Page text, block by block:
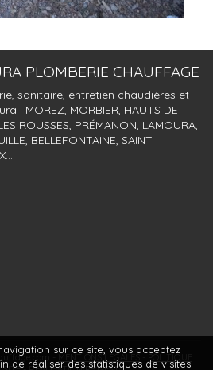
PLOMBERIE CHAUFFAGE
sanitaire, entretien chaudières et
: MOREZ, MORBIER, HAUTS DE
ROUSSES, PRÉMANON, LAMOURA,
BELLEFONTAINE, SAINT
-MENTIONS LÉGALES
POLITIQUE
sur ce site, vous acceptez
de réaliser des statistiques de visites.